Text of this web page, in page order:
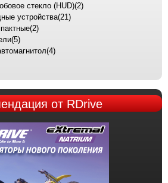
стекло (HUD)(2)
устройства(21)
(2)
(5)
(4)
от RDrive